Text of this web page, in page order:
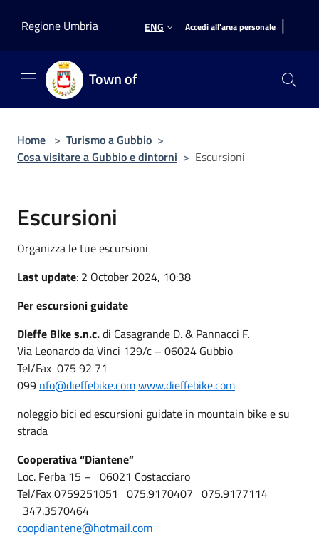
Regione Umbria
ENG Accedi all'area personale |
Town of
Home > Turismo a Gubbio >
Cosa visitare a Gubbio e dintorni > Escursioni
Escursioni
Organizza le tue escursioni
Last update: 2 October 2024, 10:38
Per escursioni guidate
Dieffe Bike s.n.c.di Casagrande D. & Pannacci F.
Via Leonardo da Vinci 129/c – 06024 Gubbio
Tel/Fax 075 92 71
099 nfo@dieffebike.comwww.dieffebike.com
noleggio bici ed escursioni guidate in mountain bike e su
strada
Cooperativa “Diantene”
Loc. Ferba 15 – 06021 Costacciaro
Tel/Fax 0759251051 075.9170407 075.9177114
347.3570464
coopdiantene@hotmail.com